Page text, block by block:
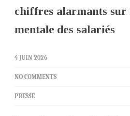
chiffres alarmants sur
mentale des salariés
4 JUIN 2026
NO COMMENTS
PRESSE